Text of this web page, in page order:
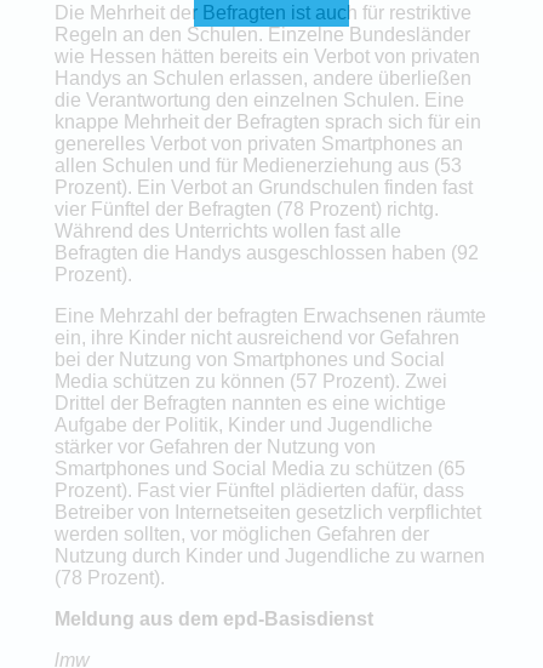
Die Mehrheit der Befragten ist auch für restriktive
Regeln an den Schulen. Einzelne Bundesländer
wie Hessen hätten bereits ein Verbot von privaten
Handys an Schulen erlassen, andere überließen
die Verantwortung den einzelnen Schulen. Eine
knappe Mehrheit der Befragten sprach sich für ein
generelles Verbot von privaten Smartphones an
allen Schulen und für Medienerziehung aus (53
Prozent). Ein Verbot an Grundschulen finden fast
vier Fünftel der Befragten (78 Prozent) richtg.
Während des Unterrichts wollen fast alle
Befragten die Handys ausgeschlossen haben (92
Prozent).
Eine Mehrzahl der befragten Erwachsenen räumte
ein, ihre Kinder nicht ausreichend vor Gefahren
bei der Nutzung von Smartphones und Social
Media schützen zu können (57 Prozent). Zwei
Drittel der Befragten nannten es eine wichtige
Aufgabe der Politik, Kinder und Jugendliche
stärker vor Gefahren der Nutzung von
Smartphones und Social Media zu schützen (65
Prozent). Fast vier Fünftel plädierten dafür, dass
Betreiber von Internetseiten gesetzlich verpflichtet
werden sollten, vor möglichen Gefahren der
Nutzung durch Kinder und Jugendliche zu warnen
(78 Prozent).
Meldung aus dem epd-Basisdienst
lmw